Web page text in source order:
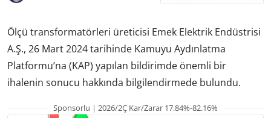
Ölçü transformatörleri üreticisi Emek Elektrik Endüstrisi
A.Ş., 26 Mart 2024 tarihinde Kamuyu Aydınlatma
Platformu’na (KAP) yapılan bildirimde önemli bir
ihalenin sonucu hakkında bilgilendirmede bulundu.
Sponsorlu | 2026/2Ç Kar/Zarar 17.84%-82.16%